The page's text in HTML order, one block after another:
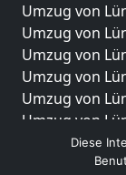
Umzug von
Umzug von
Umzug von
Umzug von
Umzug von
Umzug von
Umzug von
Umzug von
Diese